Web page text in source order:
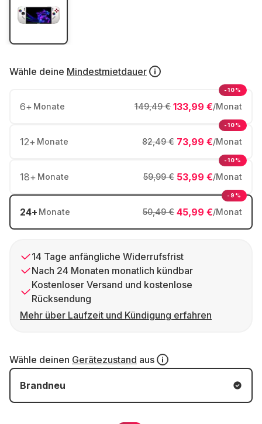
Wähle deine Mindestmietdauer
6+ Monate 133,99 €/Monat
149,49 €
-10%
12+ Monate 73,99 €/Monat
82,49 €
-10%
18+ Monate 53,99 €/Monat
59,99 €
-10%
24+ Monate 45,99 €/Monat
50,49 €
-9%
14 Tage anfängliche Widerrufsfrist
Nach 24 Monaten monatlich kündbar
Kostenloser Versand und kostenlose
Rücksendung
Mehr über Laufzeit und Kündigung erfahren
Wähle deinen Gerätezustand aus
Brandneu